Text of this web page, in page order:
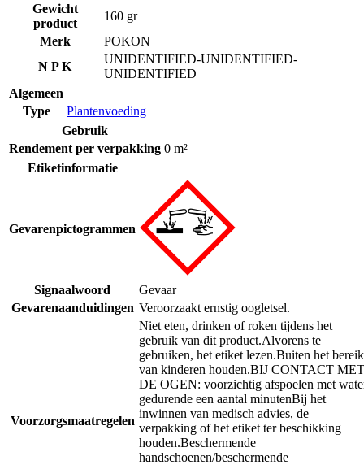
Gewicht
product
160 gr
Merk
POKON
N P K
UNIDENTIFIED-UNIDENTIFIED-
UNIDENTIFIED
Algemeen
Type
Plantenvoeding
Gebruik
Rendement per verpakking 0 m²
Etiketinformatie
Gevarenpictogrammen
Signaalwoord
Gevaar
Gevarenaanduidingen Veroorzaakt ernstig oogletsel.
Voorzorgsmaatregelen
Niet eten, drinken of roken tijdens het
gebruik van dit product.Alvorens te
gebruiken, het etiket lezen.Buiten het bereik
van kinderen houden.BIJ CONTACT MET
DE OGEN: voorzichtig afspoelen met
gedurende een aantal minutenBij het
inwinnen van medisch advies, de
verpakking of het etiket ter beschikking
houden.Beschermende
handschoenen/beschermende